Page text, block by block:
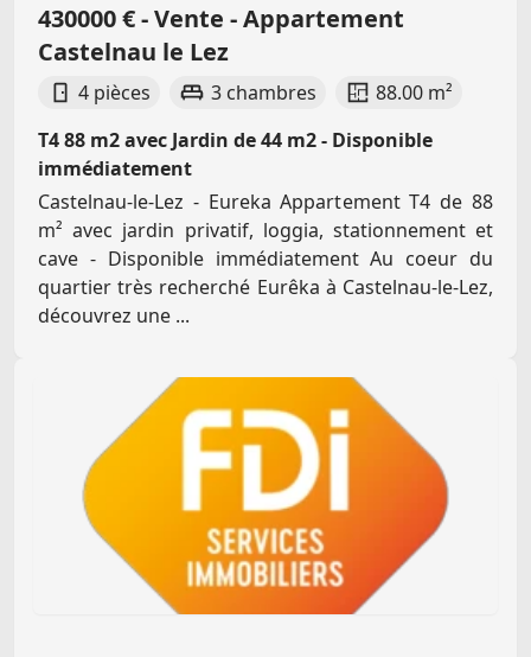
430000 € - Vente - Appartement
Castelnau le Lez
4 pièces 3 chambres
88.00 m²
T4 88 m2 avec Jardin de 44 m2 - Disponible
immédiatement
Castelnau-le-Lez - Eureka Appartement T4 de 88
m² avec jardin privatif, loggia, stationnement et
cave - Disponible immédiatement Au coeur du
quartier très recherché Eurêka à Castelnau-le-Lez,
découvrez une ...